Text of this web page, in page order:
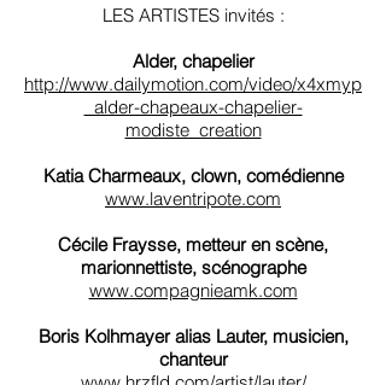
LES ARTISTES invités :
Alder, chapelier
http://www.dailymotion.com/video/x4xmyp
_alder-chapeaux-chapelier-
modiste_creation
Katia Charmeaux, clown, comédienne
www.laventripote.com
Cécile Fraysse, metteur en scène,
marionnettiste, scénographe
www.compagnieamk.com
Boris Kolhmayer alias Lauter, musicien,
chanteur